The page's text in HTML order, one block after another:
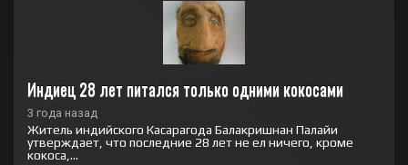
Индиец 28 лет питался только одними кокосами
3 года назад
Житель индийского Касарагода Балакришнан Палайи
утверждает, что последние 28 лет не ел ничего, кроме
кокоса,...